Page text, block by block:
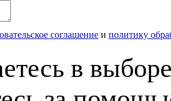
соглашение и политику
в